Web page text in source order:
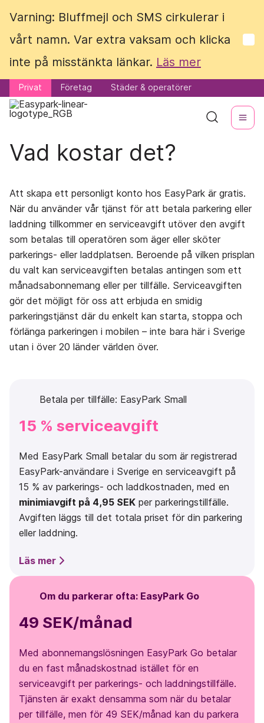
Varning: Bluffmejl och SMS cirkulerar i
vårt namn. Var extra vaksam och klicka
inte på misstänkta länkar. Läs mer
Privat Företag Städer & operatörer
Varning: Bluffmejl och SMS cirkulerar i
vårt namn. Var extra vaksam och klicka
inte på misstänkta länkar. Läs mer
Privat Företag Städer & operatörer
Vad kostar det?
Att skapa ett personligt konto hos EasyPark är gratis.
När du använder vår tjänst för att betala parkering eller
laddning tillkommer en serviceavgift utöver den avgift
som betalas till operatören som äger eller sköter
parkerings- eller laddplatsen. Beroende på vilken prisplan
du valt kan serviceavgiften betalas antingen som ett
månadsabonnemang eller per tillfälle. Serviceavgiften
gör det möjligt för oss att erbjuda en smidig
parkeringstjänst där du enkelt kan starta, stoppa och
förlänga parkeringen i mobilen – inte bara här i Sverige
utan i över 20 länder världen över.
Betala per tillfälle: EasyPark Small
15 % serviceavgift
Med EasyPark Small betalar du som är registrerad
EasyPark-användare i Sverige en serviceavgift på
15 % av parkerings- och laddkostnaden, med en
minimiavgift på 4,95 SEK per parkeringstillfälle.
Avgiften läggs till det totala priset för din parkering
eller laddning.
Läs mer
Om du parkerar ofta: EasyPark Go
49 SEK/månad
Med abonnemangslösningen EasyPark Go betalar
du en fast månadskostnad istället för en
serviceavgift per parkerings- och laddningstillfälle.
Tjänsten är exakt densamma som när du betalar
per tillfälle, men för 49 SEK/månad kan du parkera